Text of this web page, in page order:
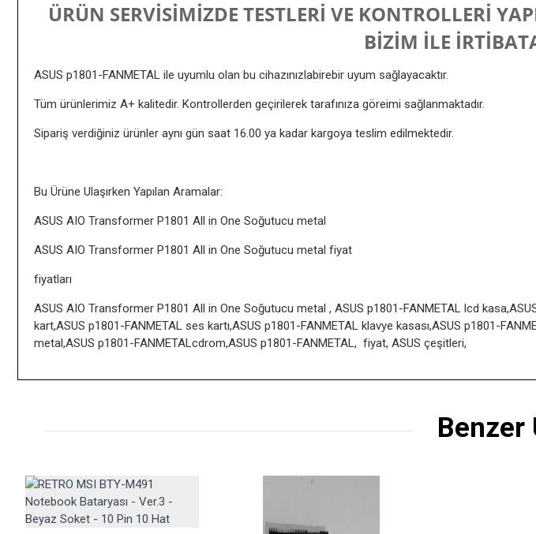
ÜRÜN SERVİSİMİZDE TESTLERİ VE KONTROLLERİ
BİZİM İLE
ASUS p1801-FANMETAL ile uyumlu olan bu cihazınızlabirebir uyum sağlayacaktır.
Tüm ürünlerimiz A+ kalitedir. Kontrollerden geçirilerek tarafınıza göreimi sağlanmaktadır.
Sipariş verdiğiniz ürünler aynı gün saat 16.00 ya kadar kargoya teslim edilmektedir.
Bu Ürüne Ulaşırken Yapılan Aramalar:
ASUS AIO Transformer P1801 All in One Soğutucu metal
ASUS AIO Transformer P1801 All in One Soğutucu metal fiyat
fiyatları
ASUS AIO Transformer P1801 All in One Soğutucu metal , ASUS p1801-FANMETAL lcd
kart,ASUS p1801-FANMETAL ses kartı,ASUS p1801-FANMETAL klavye kasası,ASUS p1801-
metal,ASUS p1801-FANMETALcdrom,ASUS p1801-FANMETAL, fiyat, ASUS çeşitleri,
Benzer